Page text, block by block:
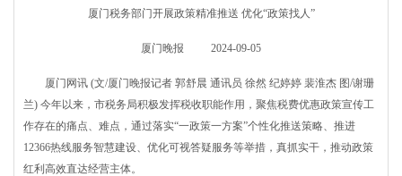
厦门税务部门开展政策精准推送 优化“政策找人”
厦门晚报 2024-09-05
厦门网讯 (文/厦门晚报记者 郭舒晨 通讯员 徐然 纪婷婷 裴淮杰 图/谢珊
兰) 今年以来，市税务局积极发挥税收职能作用，聚焦税费优惠政策宣传工
作存在的痛点、难点，通过落实“一政策一方案”个性化推送策略、推进
12366热线服务智慧建设、优化可视答疑服务等举措，真抓实干，推动政策
红利高效直达经营主体。